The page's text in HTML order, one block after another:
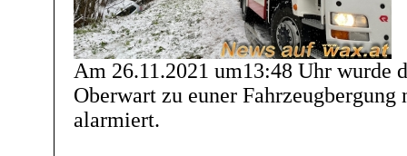
Am 26.11.2021 um13:48 Uhr wurde
Oberwart zu euner
alarmiert.